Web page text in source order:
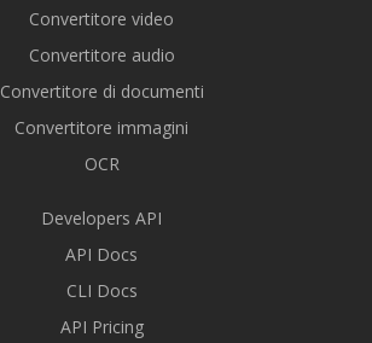
Convertitore video
Convertitore audio
Convertitore di documenti
Convertitore immagini
OCR
Developers API
API Docs
CLI Docs
API Pricing